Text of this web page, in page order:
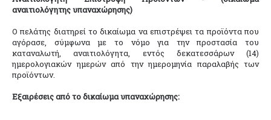
αναιτιολόγητης υπαναχώρησης)
Ο πελάτης διατηρεί το δικαίωμα να επιστρέψει τα προϊόντα που
αγόρασε, σύμφωνα με το νόμο για την προστασία του
καταναλωτή, αναιτιολόγητα, εντός δεκατεσσάρων (14)
ημερολογιακών ημερών από την ημερομηνία παραλαβής των
προϊόντων.
Εξαιρέσεις από το δικαίωμα υπαναχώρησης: